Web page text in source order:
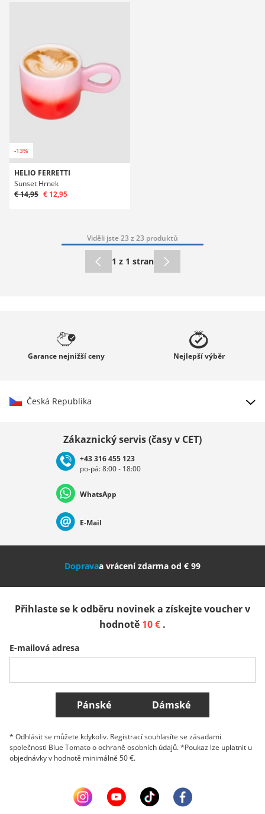
-13%
HELIO FERRETTI
Sunset Hrnek
€ 14,95 € 12,95
Viděli jste 23 z 23 produktů
1 z 1 stran
Garance nejnižší ceny Nejlepšívýběr
Česká Republika
Deutschland Österreich
Nederland Italia (Italiano) Italien (Deutsch)
Slovenija
Belgique (Français) Danmark Norge
Všechny země
Zákaznický servis (časy v CET)
+43 316 455 123
po-pá: 8:00 - 18:00
WhatsApp
E-Mail
Dopravaa vrácení zdarma od € 99
Přihlaste se k odběru novinek a získejte voucher v
hodnotě 10 € .
E-mailová adresa
Pánské Dámské
* Odhlásit se můžete kdykoliv. Registrací souhlasíte se zásadami
společnosti Blue Tomato o ochraně osobních údajů. *Poukaz lze uplatnit u
objednávky v hodnotě minimálně 50 €.